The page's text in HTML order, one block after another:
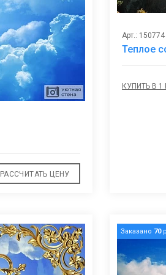
РАССЧИТАТЬ ЦЕНУ
Арт.: 150774
Теплое
КУПИТЬ В 1
Заказано 70